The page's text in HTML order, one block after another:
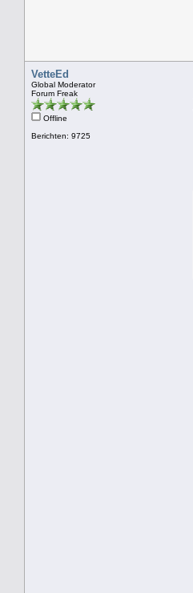
VetteEd
Global Moderator
Forum Freak
Offline
Berichten: 9725